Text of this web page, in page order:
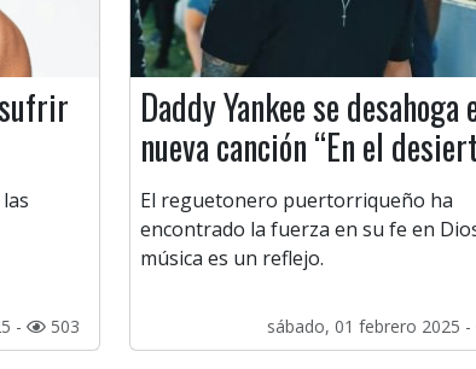
- 503
Daddy Yankee se desahoga
nueva canción “En el
El reguetonero puertorriqueño ha
encontrado la fuerza en su fe en
música es un reflejo.
sábado, 01 febrero 2025 -